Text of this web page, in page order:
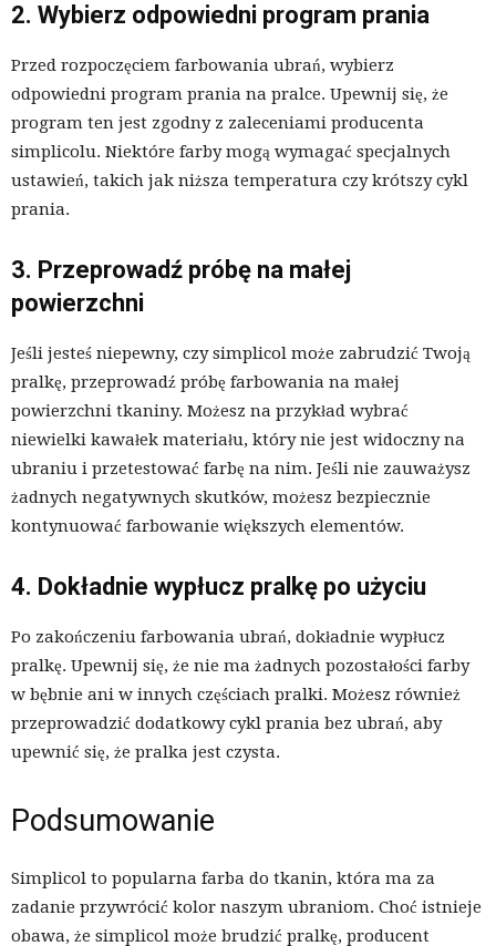
2. Wybierz odpowiedni program prania
Przed rozpoczęciem farbowania ubrań, wybierz
odpowiedni program prania na pralce. Upewnij się, że
program ten jest zgodny z zaleceniami producenta
simplicolu. Niektóre farby mogą wymagać specjalnych
ustawień, takich jak niższa temperatura czy krótszy cykl
prania.
3. Przeprowadź próbę na małej
powierzchni
Jeśli jesteś niepewny, czy simplicol może zabrudzić Twoją
pralkę, przeprowadź próbę farbowania na małej
powierzchni tkaniny. Możesz na przykład wybrać
niewielki kawałek materiału, który nie jest widoczny na
ubraniu i przetestować farbę na nim. Jeśli nie zauważysz
żadnych negatywnych skutków, możesz bezpiecznie
kontynuować farbowanie większych elementów.
4. Dokładnie wypłucz pralkę po użyciu
Po zakończeniu farbowania ubrań, dokładnie wypłucz
pralkę. Upewnij się, że nie ma żadnych pozostałości farby
w bębnie ani w innych częściach pralki. Możesz również
przeprowadzić dodatkowy cykl prania bez ubrań, aby
upewnić się, że pralka jest czysta.
Podsumowanie
Simplicol to popularna farba do tkanin, która ma za
zadanie przywrócić kolor naszym ubraniom. Choć istnieje
obawa, że simplicol może brudzić pralkę, producent